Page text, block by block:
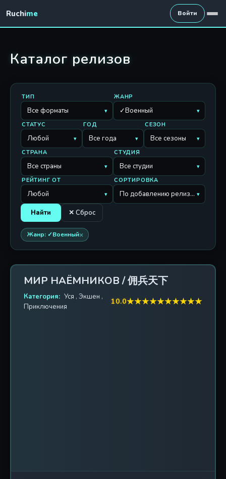
Ruchime Войти
Каталог релизов
ТИП
Все форматы ▾
ЖАНР
✓Военный
▾
СТАТУС
Любой ▾
ГОД
Все года ▾
СЕЗОН
Все сезоны
▾
СТРАНА
Все страны ▾
СТУДИЯ
Все студии
▾
РЕЙТИНГ ОТ
Любой ▾
СОРТИРОВКА
По добавлению релизов ▾
Найти ✕ Сброс
Жанр: ✓Военный×
МИР НАЁМНИКОВ / 佣兵天下
Категория: Уся , Экшен ,
Приключения
10.0★★★★★★★★★★